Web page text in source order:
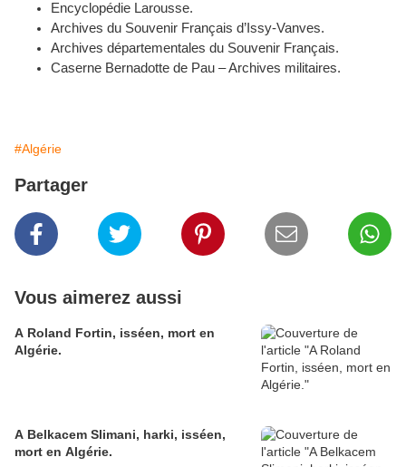
Encyclopédie Larousse.
Archives du Souvenir Français d’Issy-Vanves.
Archives départementales du Souvenir Français.
Caserne Bernadotte de Pau – Archives militaires.
#Algérie
Partager
Vous aimerez aussi
A Roland Fortin, isséen, mort en
Algérie.
A Belkacem Slimani, harki, isséen,
mort en Algérie.